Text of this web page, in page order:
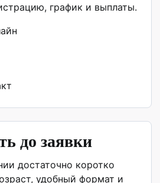
график и выплаты.
до заявки
достаточно коротко
удобный формат и